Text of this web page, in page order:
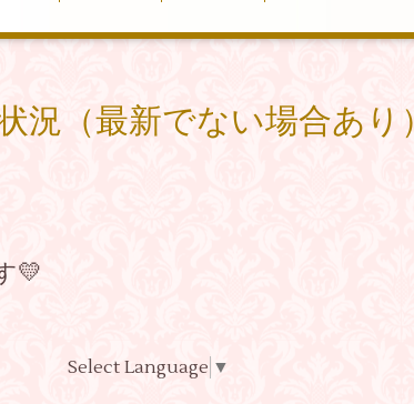
況（最新でない場合あり）
💛
Select Language ▼